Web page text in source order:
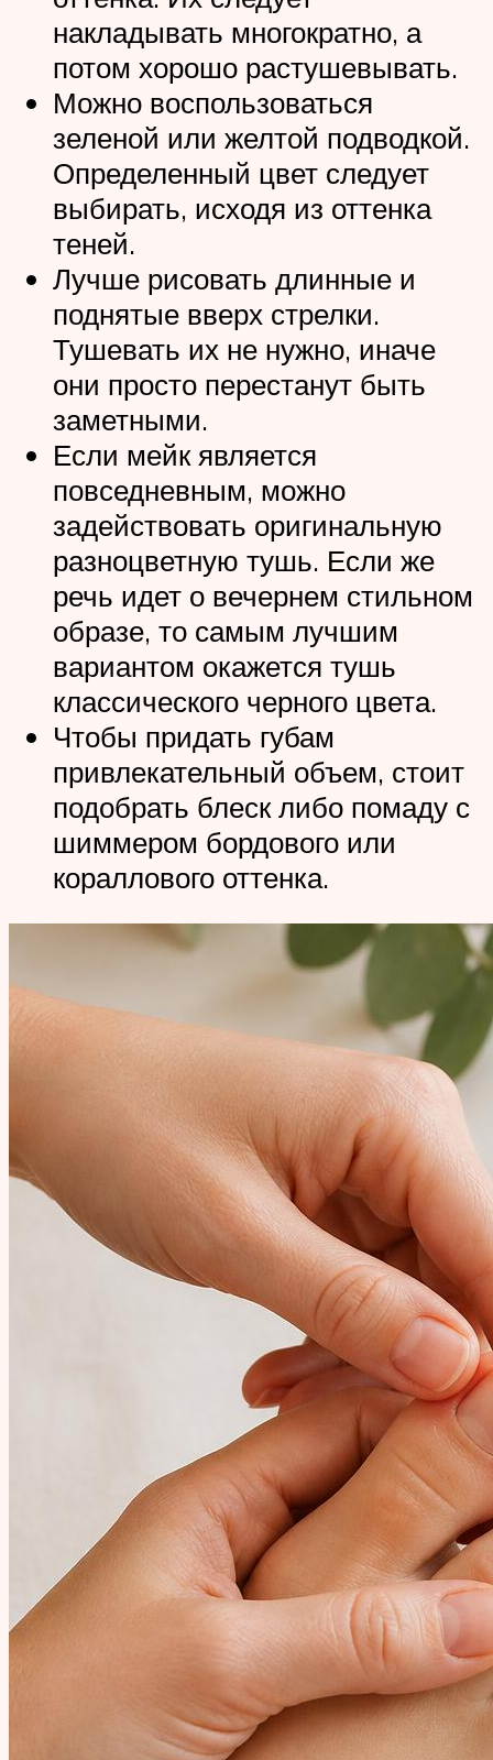
накладывать многократно, а
потом хорошо растушевывать.
Можно воспользоваться
зеленой или желтой подводкой.
Определенный цвет следует
выбирать, исходя из оттенка
теней.
Лучше рисовать длинные и
поднятые вверх стрелки.
Тушевать их не нужно, иначе
они просто перестанут быть
заметными.
Если мейк является
повседневным, можно
задействовать оригинальную
разноцветную тушь. Если же
речь идет о вечернем стильном
образе, то самым лучшим
вариантом окажется тушь
классического черного цвета.
Чтобы придать губам
привлекательный объем, стоит
подобрать блеск либо помаду с
шиммером бордового или
кораллового оттенка.